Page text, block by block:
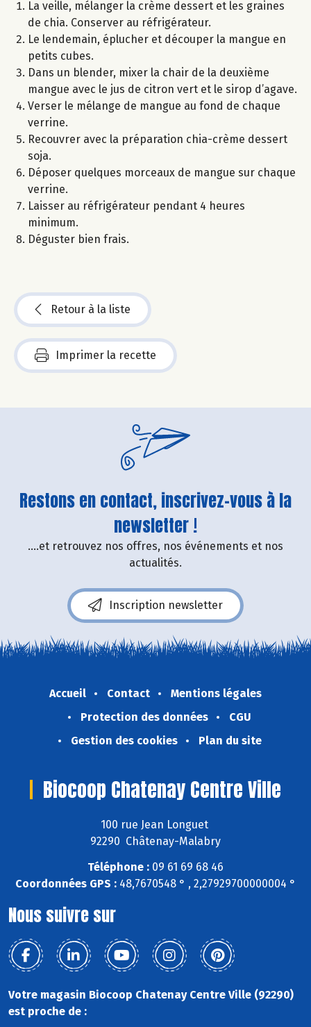
La veille, mélanger la crème dessert et les graines
de chia. Conserver au réfrigérateur.
Le lendemain, éplucher et découper la mangue en
petits cubes.
Dans un blender, mixer la chair de la deuxième
mangue avec le jus de citron vert et le sirop d’agave.
Verser le mélange de mangue au fond de chaque
verrine.
Recouvrer avec la préparation chia-crème dessert
soja.
Déposer quelques morceaux de mangue sur chaque
verrine.
Laisser au réfrigérateur pendant 4 heures
minimum.
Déguster bien frais.
Retour à la liste
Imprimer la recette
Restons en contact, inscrivez-vous à la
newsletter !
....et retrouvez nos offres, nos événements et nos
actualités.
Inscription newsletter
Accueil Contact
Mentions légales
Protection des données
CGU
Gestion des cookies
Plan du site
Biocoop Chatenay Centre Ville
100 rue Jean Longuet
92290 Châtenay-Malabry
Téléphone : 09 61 69 68 46
Coordonnées GPS : 48,7670548 ° , 2,27929700000004 °
Nous suivre sur
Votre magasin Biocoop Chatenay Centre Ville (92290)
est proche de :